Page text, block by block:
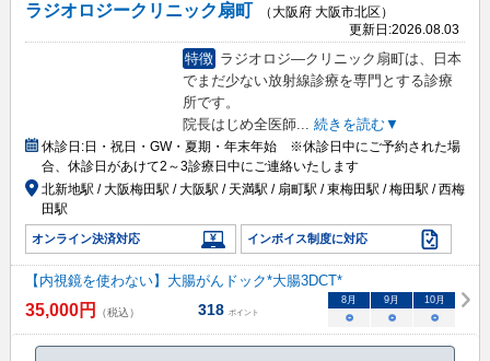
ラジオロジークリニック扇町
（大阪府 大阪市北区）
更新日:2026.08.03
特徴 ラジオロジ―クリニック扇町は、日本
でまだ少ない放射線診療を専門とする診療
所です。
院長はじめ全医師... 続きを読む▼
休診日:日・祝日・GW・夏期・年末年始 ※休診日中にご予約された場
合、休診日があけて2～3診療日中にご連絡いたします
北新地駅 / 大阪梅田駅 / 大阪駅 / 天満駅 / 扇町駅 / 東梅田駅 / 梅田駅 / 西梅
田駅
オンライン決済対応 インボイス制度に対応
【内視鏡を使わない】大腸がんドック*大腸3DCT*
35,000円 （税込） 318 ポイント
8月 9月 10月
○ ○ ○